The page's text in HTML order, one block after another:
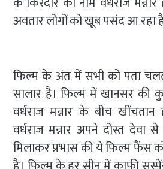
अवतार लोगों को खूब पसंद आ रहा
फिल्म के अंत में सभी को पता
सालार है। फिल्म में खानसर की
वर्धराज मन्नार के बीच
वर्धराज मन्नार अपने दोस्त
मिलाकर प्रभास की ये फिल्म फैंस